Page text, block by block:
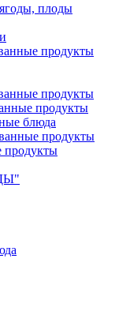
плоды
продукты
продукты
продукты
блюда
продукты